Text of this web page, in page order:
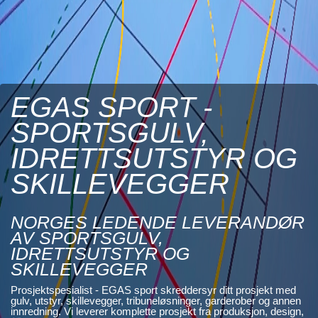
EGAS SPORT -
SPORTSGULV,
IDRETTSUTSTYR OG
SKILLEVEGGER
NORGES LEDENDE LEVERANDØR
AV SPORTSGULV,
IDRETTSUTSTYR OG
SKILLEVEGGER
Prosjektspesialist - EGAS sport skreddersyr ditt prosjekt med
gulv, utstyr, skillevegger, tribuneløsninger, garderober og annen
innredning. Vi leverer komplette prosjekt fra produksjon, design,
L
R
I
B
U
N
E
R
B
L
D
R
E
O
G
-